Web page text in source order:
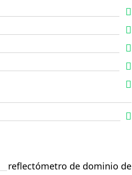
reflectómetro de dominio de